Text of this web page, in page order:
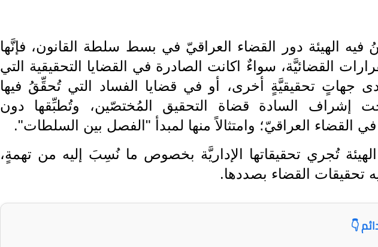
الهيئة دور القضاء العراقيّ في بسط سلطة القانون، فإنَّها
القضائيَّة، سواءٌ اكانت الصادرة في القضايا التحقيقية التي
جهاتٍ تحقيقيَّةٍ أخرى، أو في قضايا الفساد التي تُحقِّقُ فيها
إشراف السادة قضاة التحقيق المُختصّين، وتُطبِّقها دون
في القضاء العراقيّ؛ وامتثالاً منها لمبدأ "الفصل بين السلطات".
تُجري تحقيقاتها الإداريَّة بخصوص ما نُسِبَ إليه من تهمةٍ،
تحقيقات القضاء بصددها.
👇